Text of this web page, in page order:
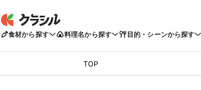
食材から探す 料理名から探す 目的・シーンから探す
TOP